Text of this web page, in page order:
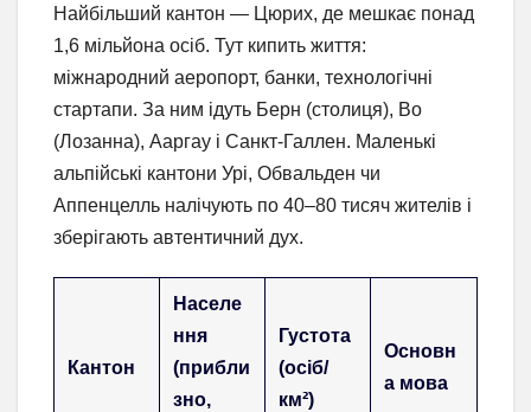
Найбільший кантон — Цюрих, де мешкає понад
1,6 мільйона осіб. Тут кипить життя:
міжнародний аеропорт, банки, технологічні
стартапи. За ним ідуть Берн (столиця), Во
(Лозанна), Ааргау і Санкт-Галлен. Маленькі
альпійські кантони Урі, Обвальден чи
Аппенцелль налічують по 40–80 тисяч жителів і
зберігають автентичний дух.
Кантон
Населе
ння
(прибли
зно,
Густота
(осіб/
км²)
Основн
а мова